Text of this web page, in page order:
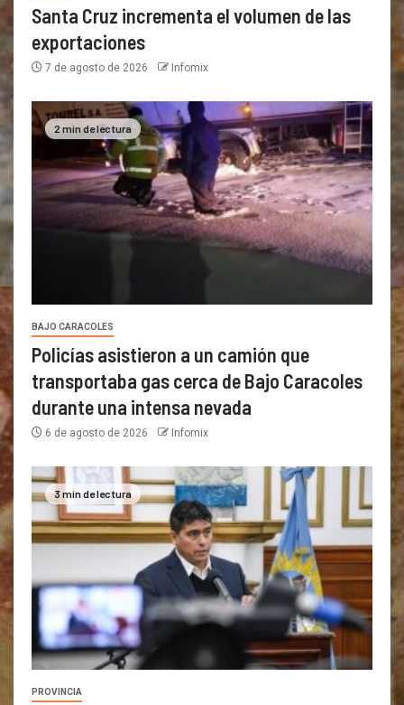
Santa Cruz incrementa el volumen de las
exportaciones
7 de agosto de 2026 Infomix
2 min de lectura
BAJO CARACOLES
Policías asistieron a un camión que
transportaba gas cerca de Bajo Caracoles
durante una intensa nevada
6 de agosto de 2026 Infomix
3 min de lectura
PROVINCIA